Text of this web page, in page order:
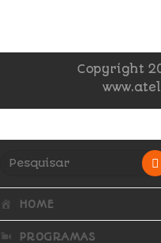
Copyright
HOME
PROGRAMAS